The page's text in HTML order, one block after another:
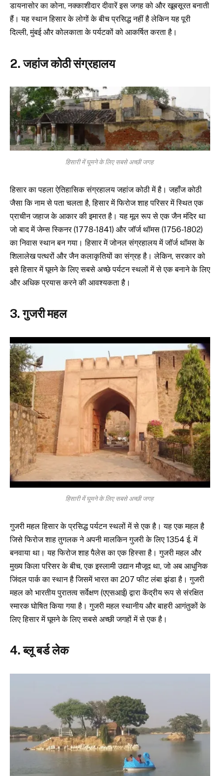
डायनासोर का कोना, नक्काशीदार दीवारें इस जगह को और खूबसूरत बनाती
हैं। यह स्थान हिसार के लोगों के बीच प्रसिद्ध नहीं है लेकिन यह पूरी
दिल्ली, मुंबई और कोलकाता के पर्यटकों को आकर्षित करता है।
2. जहांज कोठी संग्रहालय
हिसारी में घूमने के लिए सबसे अच्छी जगह
हिसार का पहला ऐतिहासिक संग्रहालय जहांज कोठी में है। जहाँज कोठी
जैसा कि नाम से पता चलता है, हिसार में फिरोज शाह परिसर में स्थित एक
प्राचीन जहाज के आकार की इमारत है। यह मूल रूप से एक जैन मंदिर था
जो बाद में जेम्स स्किनर (1778-1841) और जॉर्ज थॉमस (1756-1802)
का निवास स्थान बन गया। हिसार में जोनल संग्रहालय में जॉर्ज थॉमस के
शिलालेख पत्थरों और जैन कलाकृतियों का संग्रह है। लेकिन, सरकार को
इसे हिसार में घूमने के लिए सबसे अच्छे पर्यटन स्थलों में से एक बनाने के लिए
और अधिक प्रयास करने की आवश्यकता है।
3. गुजरी महल
हिसारी में घूमने के लिए सबसे अच्छी जगह
गुजरी महल हिसार के प्रसिद्ध पर्यटन स्थलों में से एक है। यह एक महल है
जिसे फिरोज शाह तुगलक ने अपनी मालकिन गुजरी के लिए 1354 ई. में
बनवाया था। यह फिरोज शाह पैलेस का एक हिस्सा है। गुजरी महल और
मुख्य किला परिसर के बीच, एक इस्लामी उद्यान मौजूद था, जो अब आधुनिक
जिंदल पार्क का स्थान है जिसमें भारत का 207 फीट लंबा झंडा है। गुजरी
महल को भारतीय पुरातत्व सर्वेक्षण (एएसआई) द्वारा केंद्रीय रूप से संरक्षित
स्मारक घोषित किया गया है। गुजरी महल स्थानीय और बाहरी आगंतुकों के
लिए हिसार में घूमने के लिए सबसे अच्छी जगहों में से एक है।
4. ब्लू बर्ड लेक